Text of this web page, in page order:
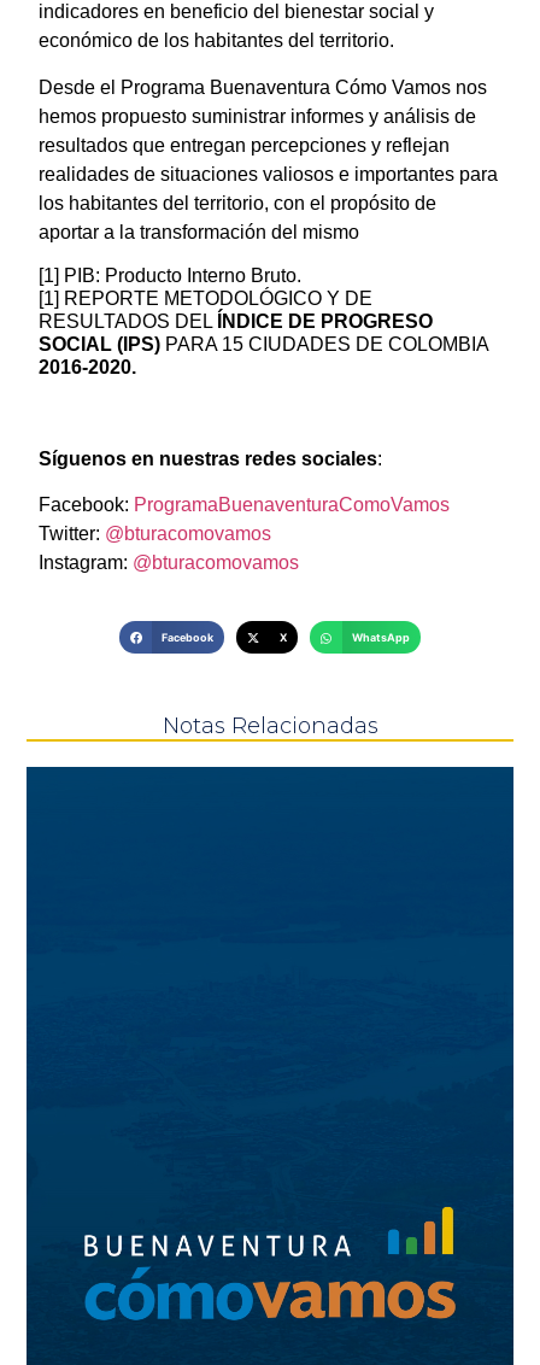
indicadores en beneficio del bienestar social y
económico de los habitantes del territorio.
Desde el Programa Buenaventura Cómo Vamos nos
hemos propuesto suministrar informes y análisis de
resultados que entregan percepciones y reflejan
realidades de situaciones valiosos e importantes para
los habitantes del territorio, con el propósito de
aportar a la transformación del mismo
[1] PIB: Producto Interno Bruto.
[1] REPORTE METODOLÓGICO Y DE
RESULTADOS DEL
ÍNDICE DE PROGRESO
SOCIAL (IPS) PARA 15 CIUDADES DE COLOMBIA
2016-2020.
Síguenos en nuestras redes sociales:
Facebook: ProgramaBuenaventuraComoVamos
Twitter: @bturacomovamos
Instagram: @bturacomovamos
Facebook X WhatsApp
Notas Relacionadas